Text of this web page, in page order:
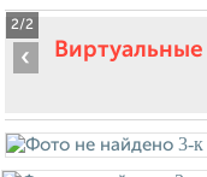
2/2
‹